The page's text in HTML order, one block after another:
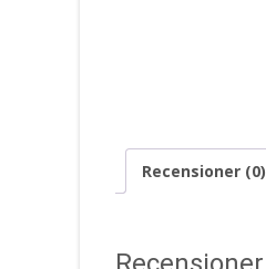
Recensioner (0)